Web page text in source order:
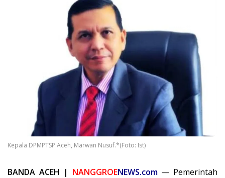
Kepala DPMPTSP Aceh, Marwan Nusuf.*(Foto: Ist)
BANDA ACEH | NANGGROENEWS.com— Pemerintah